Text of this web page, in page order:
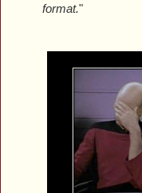
format."